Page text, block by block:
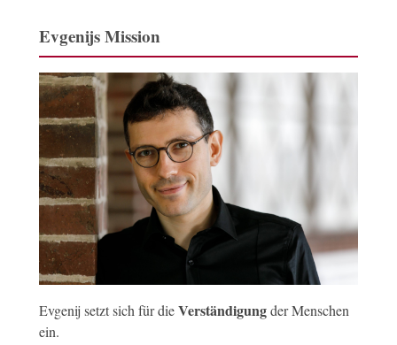
Evgenijs Mission
Evgenij setzt sich für dieVerständigungder Menschen
ein.